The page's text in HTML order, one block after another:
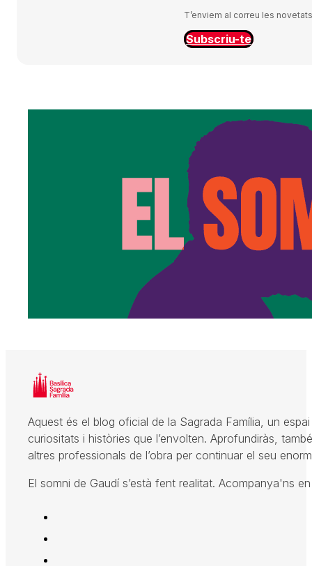
T’enviem al correu les
Subscriu-te
Aquest és el blog oficial de la Sagrada Família, un
curiositats i històries que l’envolten. Aprofundiràs,
altres professionals de l’obra per continuar el seu
El somni de Gaudí s’està fent realitat. Acompanya'ns